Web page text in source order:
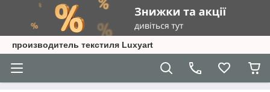
производитель текстиля Luxyart